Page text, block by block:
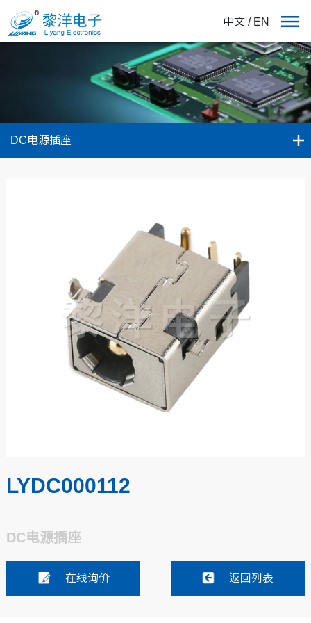
中文 / EN
DC电源插座
LYDC000112
DC电源插座
在线询价 返回列表